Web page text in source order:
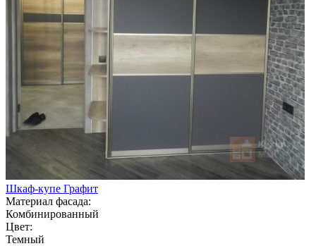
Шкаф-купе Графит
Материал фасада:
Комбинированный
Цвет:
Темный